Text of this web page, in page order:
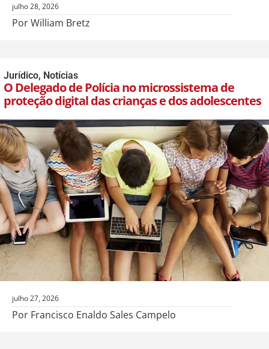
julho 28, 2026
Por William Bretz
Jurídico, Notícias
O Delegado de Polícia no microssistema de
proteção digital das crianças e dos adolescentes
julho 27, 2026
Por Francisco Enaldo Sales Campelo